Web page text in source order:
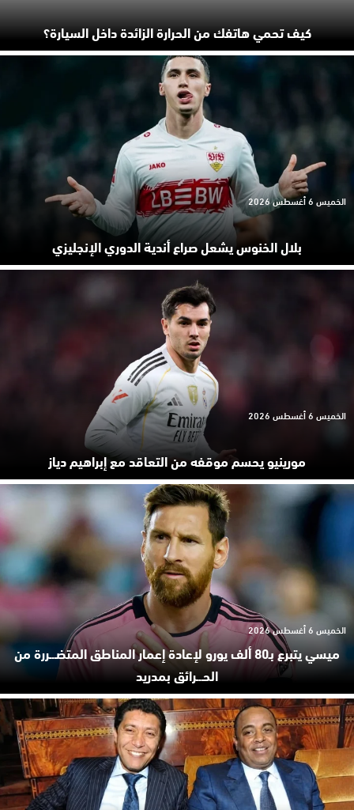
كيف تحمي هاتفك من الحرارة الزائدة داخل السيارة؟
بلال الخنوس يشعل صراع أندية الدوري الإنجليزي
الخميس 6 أغسطس 2026
مورينيو يحسم موقفه من التعاقد مع إبراهيم دياز
الخميس 6 أغسطس 2026
ميسي يتبرع بـ80 ألف يورو لإعادة إعمار المناطق المتضـ.ـررة من
الحـ.ـرائق بمدريد
الخميس 6 أغسطس 2026